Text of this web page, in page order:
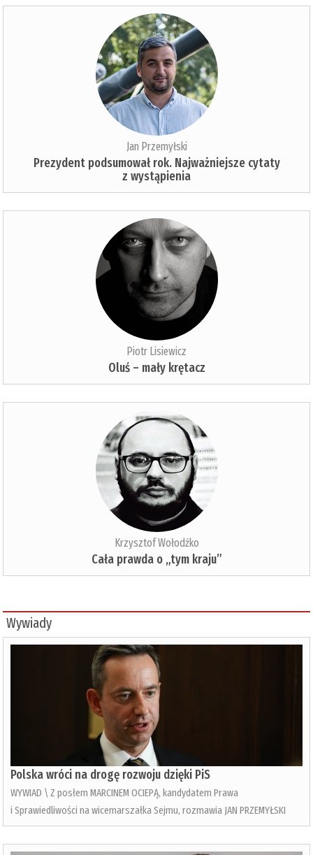
Jan Przemyłski
Prezydent podsumował rok. Najważniejsze cytaty
z wystąpienia
Piotr Lisiewicz
Oluś – mały krętacz
Krzysztof Wołodźko
Cała prawda o „tym kraju”
Wywiady
Polska wróci na drogę rozwoju dzięki PiS
WYWIAD \ Z posłem MARCINEM OCIEPĄ, kandydatem Prawa
i Sprawiedliwości na wicemarszałka Sejmu, rozmawia JAN PRZEMYŁSKI